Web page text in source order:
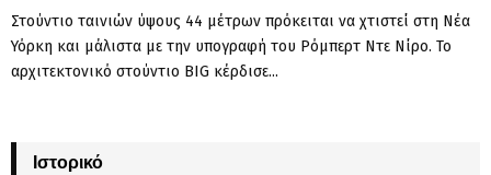
Στούντιο ταινιών ύψους 44 μέτρων πρόκειται να χτιστεί στη Νέα
Υόρκη και μάλιστα με την υπογραφή του Ρόμπερτ Ντε Νίρο. Το
αρχιτεκτονικό στούντιο BIG κέρδισε...
Ιστορικό